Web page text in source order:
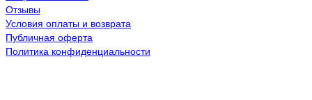
Отзывы
Условия оплаты и возврата
Публичная оферта
Политика конфиденциальности